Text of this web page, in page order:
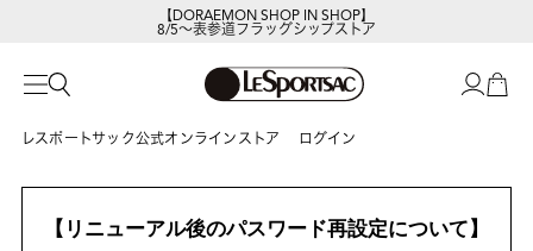
【DORAEMON SHOP IN SHOP】
8/5～表参道フラッグシップストア
レスポートサック公式オンラインストア ログイン
【リニューアル後のパスワード再設定について】